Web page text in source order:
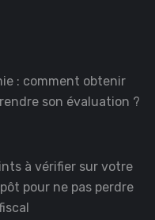
: comment obtenir
son évaluation ?
à vérifier sur votre
pour ne pas perdre